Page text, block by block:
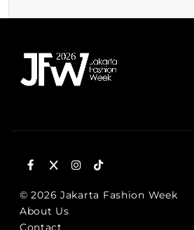
© 2026 Jakarta Fashion Week
About Us
Contact